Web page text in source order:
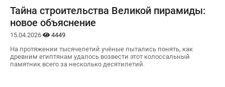
Тайна строительства Великой пирамиды:
новое объяснение
15.04.2026
4449
На протяжении тысячелетий учёные пытались понять, как
древним египтянам удалось возвести этот колоссальный
памятник всего за несколько десятилетий.